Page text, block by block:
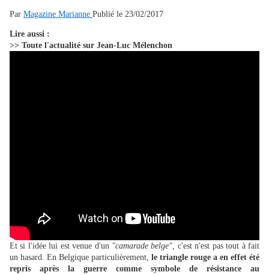
Par Magazine Marianne Publié le 23/02/2017
Lire aussi :
>> Toute l'actualité sur Jean-Luc Mélenchon
Et si l'idée lui est venue d'un "camarade belge", c'est n'est pas tout à fait
un hasard. En Belgique particulièrement, le triangle rouge a en effet été
repris après la guerre comme symbole de résistance au